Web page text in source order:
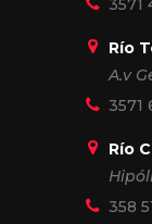
3571
Río
A.v
3571
Río
358